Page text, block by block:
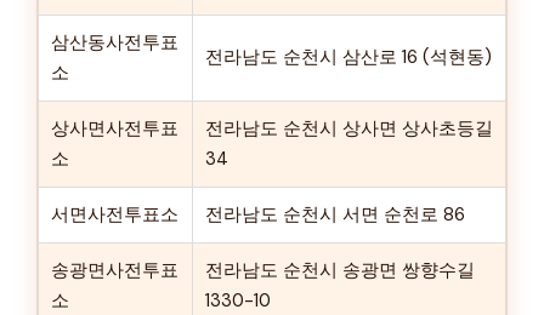
삼산동사전투표
소
전라남도 순천시 삼산로 16 (석현동)
상사면사전투표
소
전라남도 순천시 상사면 상사초등길
34
서면사전투표소 전라남도 순천시 서면 순천로 86
송광면사전투표
소
전라남도 순천시 송광면 쌍향수길
1330-10